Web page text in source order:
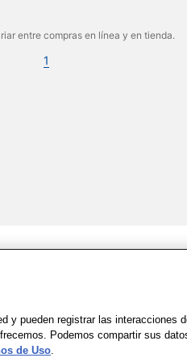
entre compras en línea y en tienda.
1
Policy | Mapa del sitio | Zona
y pueden registrar las interacciones
Podemos compartir sus
de Uso.